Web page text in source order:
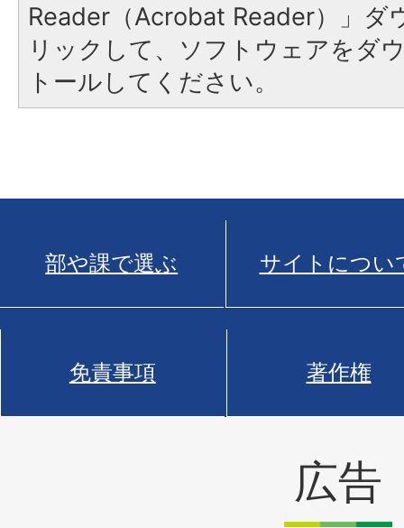
Reader（Acrobat Reader）」ダ
リックして、ソフトウェアをダ
トールしてください。
部や課で選ぶ サイトについ
免責事項 著作権
広告